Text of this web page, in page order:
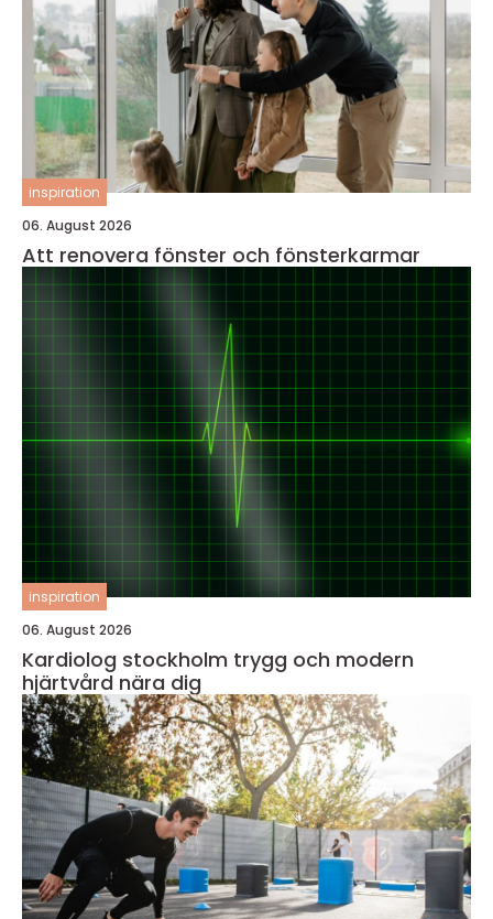
inspiration
06. August 2026
Att renovera fönster och fönsterkarmar
inspiration
06. August 2026
Kardiolog stockholm trygg och modern
hjärtvård nära dig